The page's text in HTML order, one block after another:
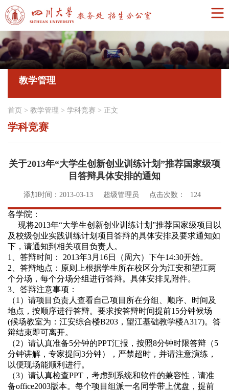
教学管理
首页 > 教学管理 > 学科竞赛 > 正文
学科竞赛
关于2013年“大学生创新创业训练计划”推荐国家级项
目答辩具体安排的通知
添加时间：2013-03-13 超级管理员 点击次数： 124
各学院：
现将2013年“大学生创新创业训练计划”推荐国家级项目以
及校级创业实践训练计划项目答辩的具体安排及要求通知如
下，请通知到相关项目负责人。
1
、答辩时间： 2013年3月16日（周六）下午14:30开始。
2 、答辩地点： 原则上根据学生所在校区分为江安和望江两
个分场，每个分场分组进行答辩。具体安排见附件。
3 、答辩注意事项：
（1 ）请项目负责人查看自己项目所在分组、顺序、时间及
地点，按顺序进行答辩。要求按答辩时间提前15分钟候场
(候场教室为：江安综合楼B203，望江基础教学楼A317)。答
辩结束即可离开。
（2）请认真准备5分钟的PPT汇报，按照8分钟时限答辩（5
分钟讲解，专家提问3分钟），严禁超时，并请注意演练，
以便现场能顺利进行。
（3）请认真检查PPT ，考虑到系统和软件的兼容性，请准
备office2003版本。每个项目组派一名同学带上优盘，提前